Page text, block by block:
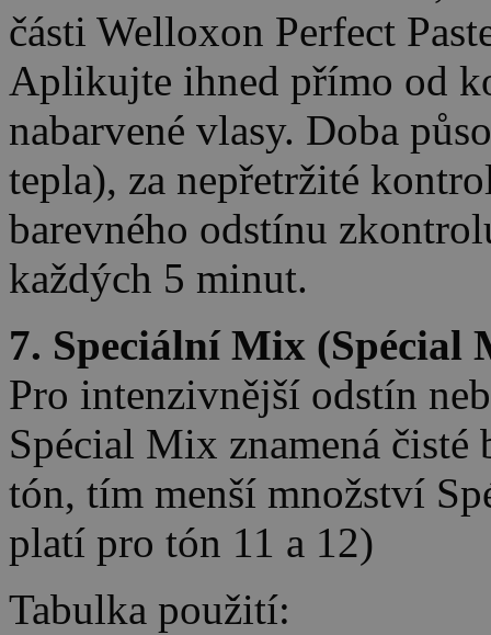
části Welloxon Perfect
Aplikujte ihned přímo od
nabarvené vlasy. Doba
tepla), za nepřetržité
barevného odstínu
každých 5 minut.
7. Speciální Mix (Spécial
Pro intenzivnější odstín
Spécial Mix znamená
tón, tím menší množství
platí pro tón 11 a 12)
Tabulka použití: